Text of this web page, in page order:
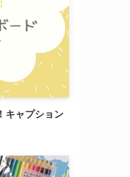
キャプション